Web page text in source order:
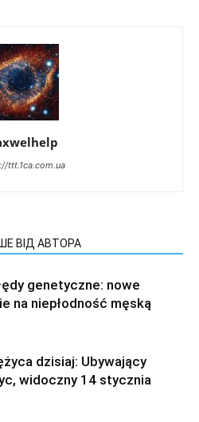
ttt.1ca.com.ua
ВІД АВТОРА
genetyczne: nowe
na niepłodność męską
dzisiaj: Ubywający
widoczny 14 stycznia